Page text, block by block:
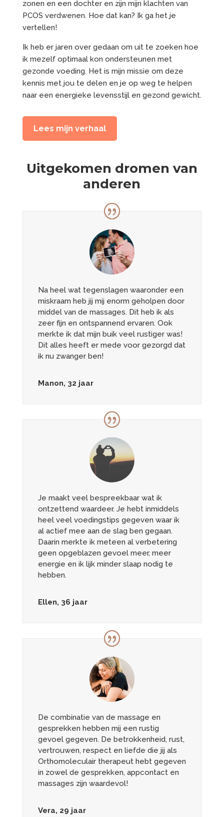
zonen en een dochter en zijn mijn klachten van
PCOS verdwenen. Hoe dat kan? Ik ga het je
vertellen!
Ik heb er jaren over gedaan om uit te zoeken hoe
ik mezelf optimaal kon ondersteunen met
gezonde voeding. Het is mijn missie om deze
kennis met jou te delen en je op weg te helpen
naar een energieke levensstijl en gezond gewicht.
Lees mijn verhaal
Uitgekomen dromen van
anderen
Na heel wat tegenslagen waaronder een
miskraam heb jij mij enorm geholpen door
middel van de massages. Dit heb ik als
zeer fijn en ontspannend ervaren. Ook
merkte ik dat mijn buik veel rustiger was!
Dit alles heeft er mede voor gezorgd dat
ik nu zwanger ben!
Manon, 32 jaar
Je maakt veel bespreekbaar wat ik
ontzettend waardeer. Je hebt inmiddels
heel veel voedingstips gegeven waar ik
al actief mee aan de slag ben gegaan.
Daarin merkte ik meteen al verbetering
geen opgeblazen gevoel meer, meer
energie en ik lijk minder slaap nodig te
hebben.
Ellen, 36 jaar
De combinatie van de massage en
gesprekken hebben mij een rustig
gevoel gegeven. De betrokkenheid, rust,
vertrouwen, respect en liefde die jij als
Orthomoleculair therapeut hebt gegeven
in zowel de gesprekken, appcontact en
massages zijn waardevol!
Vera, 29 jaar